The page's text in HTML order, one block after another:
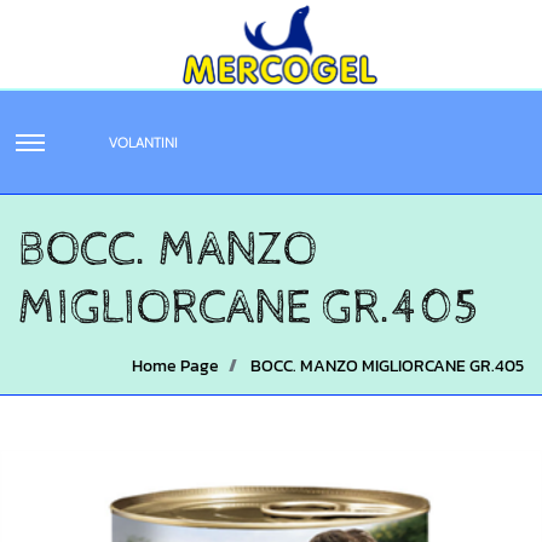
VOLANTINI
BOCC. MANZO
MIGLIORCANE GR.405
Home Page BOCC. MANZO MIGLIORCANE GR.405